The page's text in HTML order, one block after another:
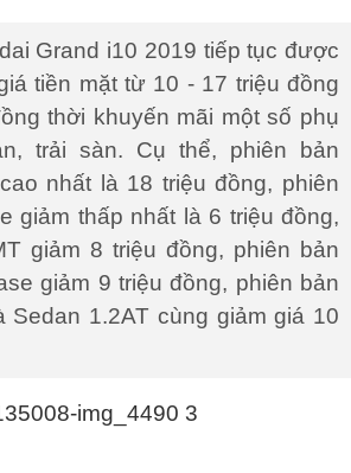
Grand i10 2019 tiếp tục được
tiền mặt từ 10 - 17 triệu đồng
thời khuyến mãi một số phụ
trải sàn. Cụ thể, phiên bản
nhất là 18 triệu đồng, phiên
giảm thấp nhất là 6 triệu đồng,
giảm 8 triệu đồng, phiên bản
giảm 9 triệu đồng, phiên bản
Sedan 1.2AT cùng giảm giá 10